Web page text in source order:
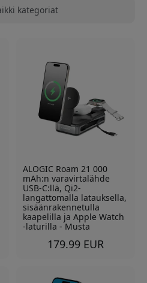
kategoriat
ALOGIC Roam 21 000
mAh:n varavirtalähde
USB-C:llä, Qi2-
langattomalla latauksella,
sisäänrakennetulla
kaapelilla ja Apple Watch
-laturilla - Musta
179.99 EUR